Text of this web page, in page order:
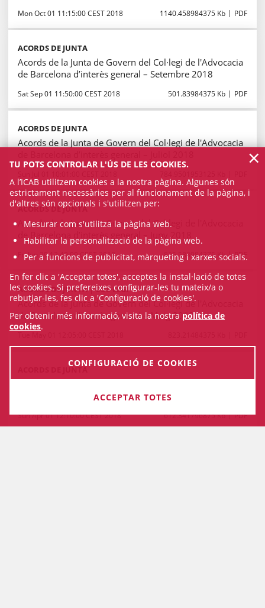
Mon Oct 01 11:15:00 CEST 2018 1140.458984375 Kb PDF
ACORDS DE JUNTA
Acords de la Junta de Govern del Col·legi de l'Advocacia
de Barcelona d’interès general – Setembre 2018
Sat Sep 01 11:50:00 CEST 2018 501.83984375 Kb PDF
ACORDS DE JUNTA
Acords de la Junta de Govern del Col·legi de l'Advocacia
ACORDS DE JUNTA
Acords de la Junta de Govern del Col·legi de l'Advocacia
de Barcelona d’interès general – Juny 2018
Fri Jun 29 12:49:00 CEST 2018 825.583984375 Kb PDF
ACORDS DE JUNTA | COL·LEGI
Acords de la Junta de Govern del Col·legi de l'Advocacia
de Barcelona d’interès general – Maig 2018
ACORDS DE JUNTA
de Barcelona d’interès general – Abril 2018
Sun Apr 01 12:10:00 CEST 2018 612.341796875 Kb PDF
TU POTS CONTROLAR L'ÚS DE LES COOKIES.
A l’ICAB utilitzem cookies a la nostra pàgina. Algunes són
estrictament necessàries per al funcionament de la pàgina, i
d'altres són opcionals i s'utilitzen per:
Mesurar com s'utilitza la pàgina web.
Habilitar la personalització de la pàgina web.
Per a funcions de publicitat, màrqueting i xarxes socials.
En fer clic a 'Acceptar totes', acceptes la instal·lació de totes
les cookies. Si prefereixes configurar-les tu mateix/a o
rebutjar-les, fes clic a 'Configuració de cookies'.
Per obtenir més informació, visita la nostra política de
cookies.
CONFIGURACIÓ DE COOKIES
ACCEPTAR TOTES
×